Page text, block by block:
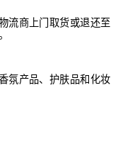
流商上门取货或退还至
氛产品、护肤品和化妆